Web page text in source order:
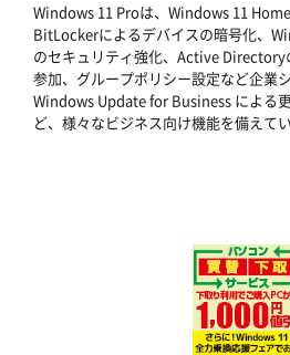
Windows 11 Proは、Windows 11 Home
BitLockerによるデバイスの暗号化、
のセキュリティ強化、Active Directory
参加、グループポリシー設定など企業
Windows Update for Business による
ど、様々なビジネス向け機能を備えてい